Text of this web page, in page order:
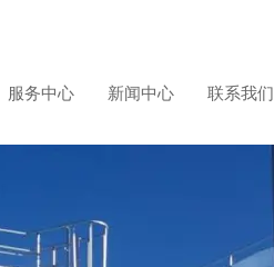
服务中心 新闻中心 联系我们